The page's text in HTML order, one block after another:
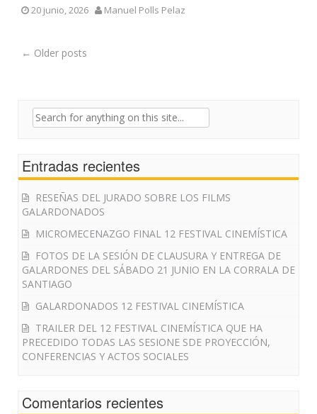
20 junio, 2026 Manuel Polls Pelaz
Post
← Older posts
Search
Entradas recientes
RESEÑAS DEL JURADO SOBRE LOS FILMS
GALARDONADOS
MICROMECENAZGO FINAL 12 FESTIVAL CINEMÍSTICA
FOTOS DE LA SESIÓN DE CLAUSURA Y ENTREGA DE
GALARDONES DEL SÁBADO 21 JUNIO EN LA CORRALA DE
SANTIAGO
GALARDONADOS 12 FESTIVAL CINEMÍSTICA
TRAILER DEL 12 FESTIVAL CINEMÍSTICA QUE HA
PRECEDIDO TODAS LAS SESIONE SDE PROYECCIÓN,
CONFERENCIAS Y ACTOS SOCIALES
Comentarios recientes